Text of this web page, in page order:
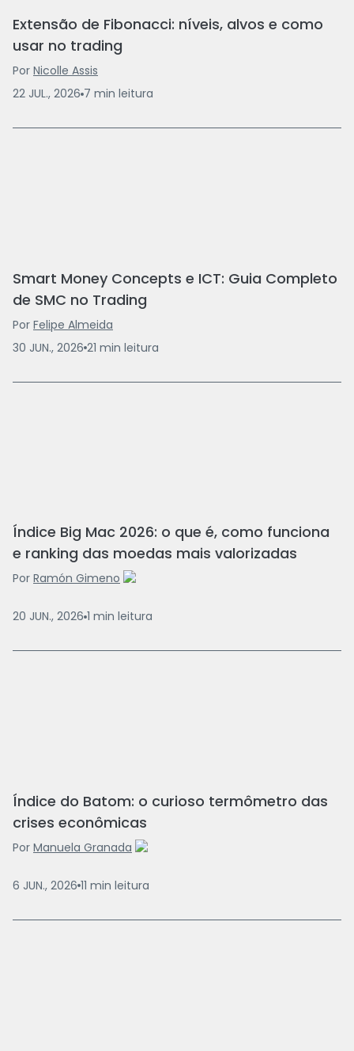
Extensão de Fibonacci: níveis, alvos e como
usar no trading
Por Nicolle Assis
22 JUL., 2026 7 min leitura
Smart Money Concepts e ICT: Guia Completo
de SMC no Trading
Por Felipe Almeida
30 JUN., 2026 21 min leitura
Índice Big Mac 2026: o que é, como funciona
e ranking das moedas mais valorizadas
Por Ramón Gimeno
20 JUN., 2026 1 min leitura
Índice do Batom: o curioso termômetro das
crises econômicas
Por Manuela Granada
6 JUN., 2026 11 min leitura